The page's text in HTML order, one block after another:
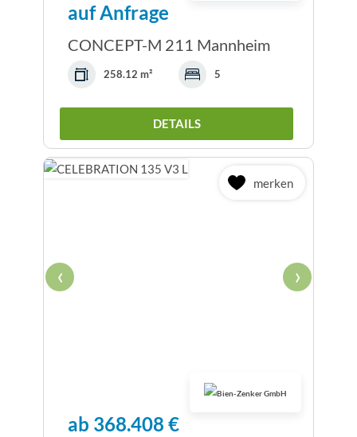
auf Anfrage
CONCEPT-M 211 Mannheim
258.12 m² 5
DETAILS
merken
‹ ›
ab 368.408 €